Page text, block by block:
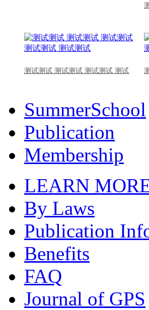
测试测试 测试测试 测试测试 测试
SummerSchool
Publication
Membership
LEARN
By Laws
Publication
Benefits
FAQ
Journal of GPS